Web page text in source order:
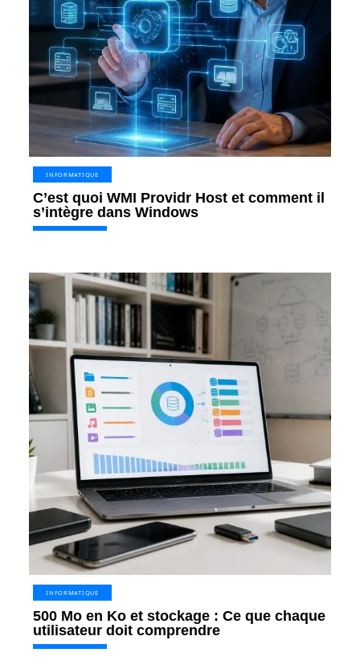
INFORMATIQUE
C’est quoi WMI Providr Host et comment il
s’intègre dans Windows
INFORMATIQUE
500 Mo en Ko et stockage : Ce que chaque
utilisateur doit comprendre